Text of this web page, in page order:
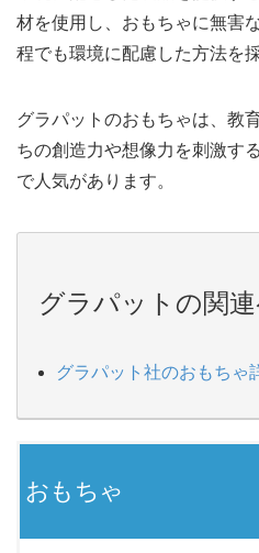
材を使用し、おもちゃに無害
程でも環境に配慮した方法を
グラパットのおもちゃは、教
ちの創造力や想像力を刺激す
で人気があります。
グラパットの関
グラパット社のおもちゃ
おもちゃ